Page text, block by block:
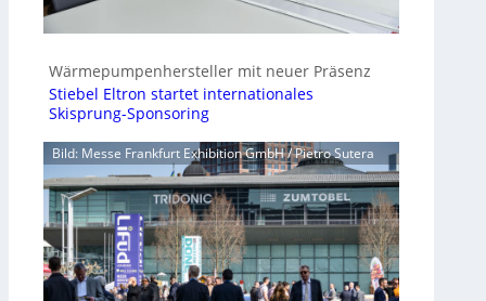
Wärmepumpenhersteller mit neuer Präsenz
Stiebel Eltron startet internationales
Skisprung-Sponsoring
Bild: Messe Frankfurt Exhibition GmbH / Pietro Sutera